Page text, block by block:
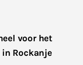
voor het
Rockanje